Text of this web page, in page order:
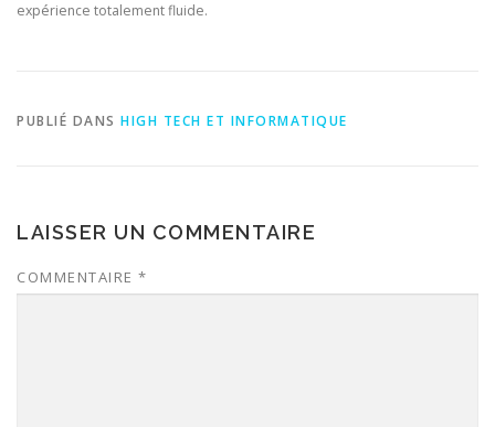
expérience totalement fluide.
PUBLIÉ DANS HIGH TECH ET INFORMATIQUE
LAISSER UN COMMENTAIRE
COMMENTAIRE *